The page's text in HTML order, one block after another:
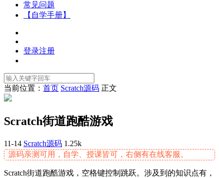
常见问题
【自学手册】
登录注册
当前位置： 首页 Scratch源码 正文
Scratch街道跑酷游戏
11-14 Scratch源码 1.25k
源码亲测可用，自学、授课皆可，右侧有在线客服。
Scratch街道跑酷游戏，空格键控制跳跃。涉及到的知识点有，